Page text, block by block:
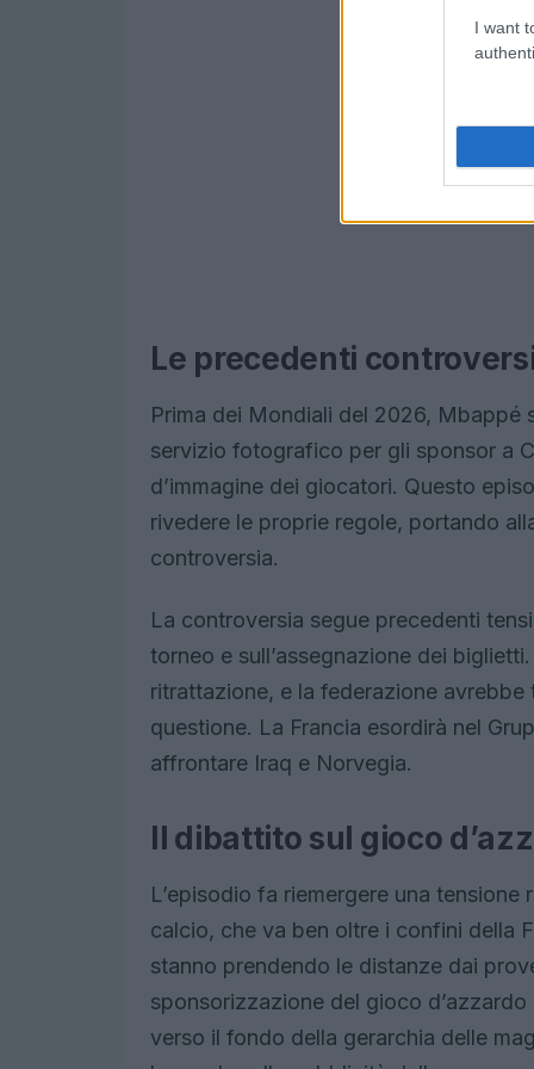
I want
Le precedenti
Prima dei Mondiali del 2026, Mbappé
servizio fotografico per gli sponsor a
d’immagine dei giocatori. Questo
rivedere le proprie regole, portando
controversia.
La controversia segue precedenti
torneo e sull’assegnazione dei
ritrattazione, e la federazione
questione. La Francia esordirà nel
affrontare Iraq e Norvegia.
Il dibattito sul gioco
L’episodio fa riemergere una
calcio, che va ben oltre i confini della
stanno prendendo le distanze dai
sponsorizzazione del gioco
verso il fondo della gerarchia delle